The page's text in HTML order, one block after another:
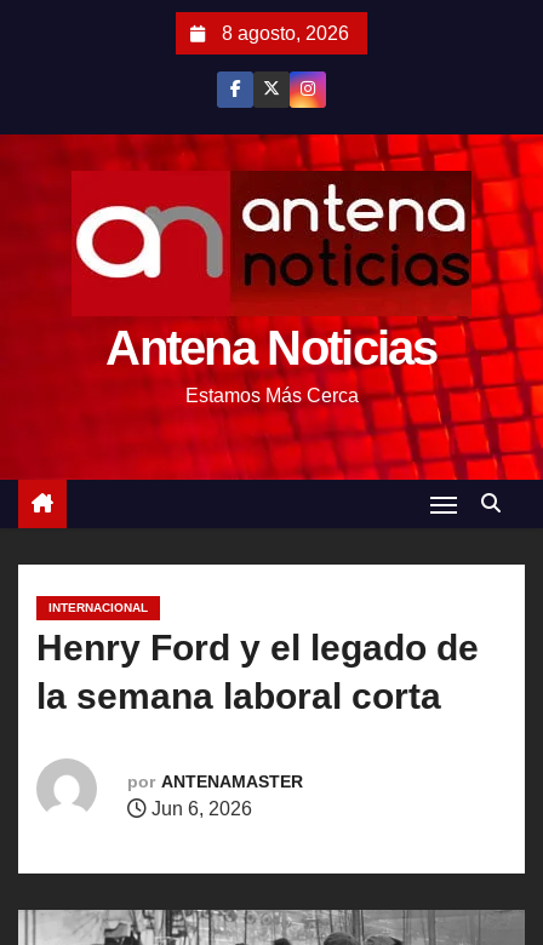
8 agosto, 2026
Antena Noticias
Estamos Más Cerca
INTERNACIONAL
Henry Ford y el legado de
la semana laboral corta
por ANTENAMASTER
Jun 6, 2026